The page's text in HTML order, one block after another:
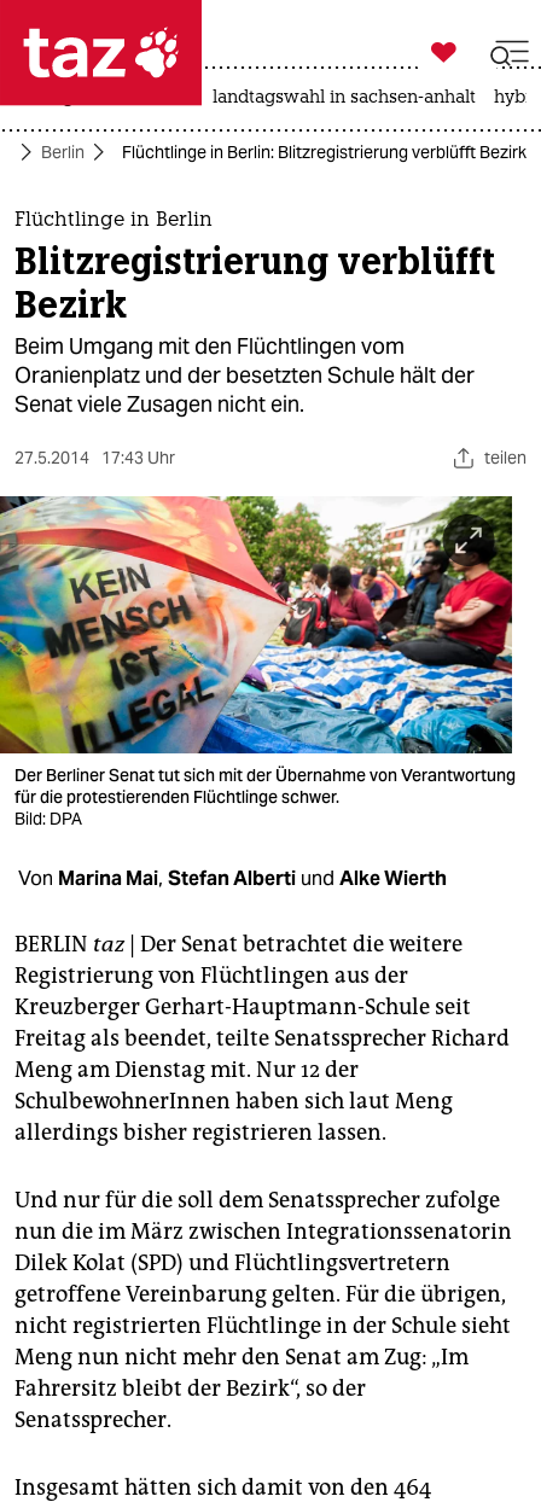
 taz zahl ich
taz zahl ich
themen
politik
öko
gesellschaft
sport
berlin
nord
wahrheit
verlag
verlag
veranstaltungen
unterstützen
abo
genossenschaft
epaper login

taz zahl ich
landtagswahl in sachsen-anhalt
Berlin Flüchtlinge in Berlin: Blitzregistrierung verblüfft Bezirk
Flüchtlinge in Berlin
Blitzregistrierung verblüfft
Bezirk
Beim Umgang mit den Flüchtlingen vom
Oranienplatz und der besetzten Schule hält der
Senat viele Zusagen nicht ein.
27.5.2014 17:43 Uhr teilen
Der Berliner Senat tut sich mit der Übernahme von Verantwortung
für die protestierenden Flüchtlinge schwer.
Bild: DPA
Von Marina Mai, Stefan Alberti und Alke Wierth
BERLIN taz| Der Senat betrachtet die weitere
Registrierung von Flüchtlingen aus der
Kreuzberger Gerhart-Hauptmann-Schule seit
Freitag als beendet, teilte Senatssprecher Richard
Meng am Dienstag mit. Nur 12 der
SchulbewohnerInnen haben sich laut Meng
allerdings bisher registrieren lassen.
Und nur für die soll dem Senatssprecher zufolge
nun die im März zwischen Integrationssenatorin
Dilek Kolat (SPD) und Flüchtlingsvertretern
getroffene Vereinbarung gelten. Für die übrigen,
nicht registrierten Flüchtlinge in der Schule sieht
Meng nun nicht mehr den Senat am Zug: „Im
Fahrersitz bleibt der Bezirk“, so der
Senatssprecher.
Insgesamt hätten sich damit von den 464